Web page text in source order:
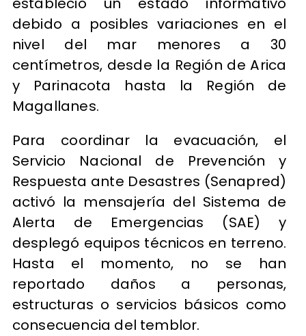
debido a posibles variaciones en el
nivel del mar menores a 30
centímetros, desde la Región de Arica
y Parinacota hasta la Región de
Magallanes.
Para coordinar la evacuación, el
Servicio Nacional de Prevención y
Respuesta ante Desastres (Senapred)
activó la mensajería del Sistema de
Alerta de Emergencias (SAE) y
desplegó equipos técnicos en terreno.
Hasta el momento, no se han
reportado daños a personas,
estructuras o servicios básicos como
consecuencia del temblor.